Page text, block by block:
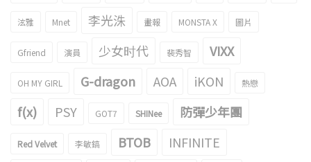
泫雅 Mnet 李光洙 畫報 MONSTA X 圖片
Gfriend 演員 少女时代 裴秀智 VIXX
OH MY GIRL G-dragon AOA iKON 熱戀
f(x) PSY GOT7 SHINee 防彈少年團
Red Velvet 李敏鎬 BTOB
INFINITE